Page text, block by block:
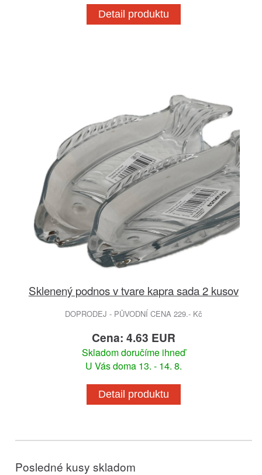
Detail produktu
Sklenený podnos v tvare kapra sada 2 kusov
DOPRODEJ - PŮVODNÍ CENA 229.- Kč
Cena: 4.63 EUR
Skladom doručíme ihneď
U Vás doma 13. - 14. 8.
Detail produktu
Posledné kusy skladom